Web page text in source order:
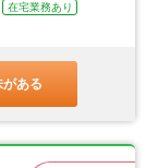
在宅業務あり
ある